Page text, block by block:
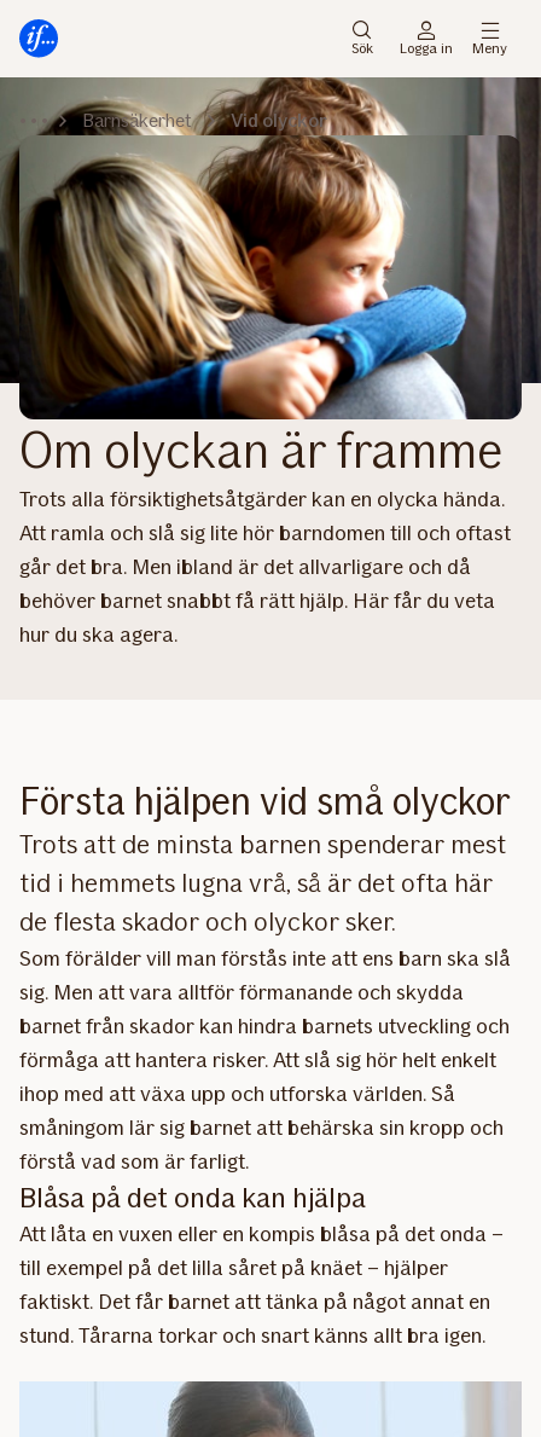
direkt
huvudmenyn
direkt
innehåll
Sök Logga in Meny
Barnsäkerhet Vid olyckor
Om olyckan är framme
Trots alla försiktighetsåtgärder kan en olycka hända.
Att ramla och slå sig lite hör barndomen till och oftast
går det bra. Men ibland är det allvarligare och då
behöver barnet snabbt få rätt hjälp. Här får du veta
hur du ska agera.
Första hjälpen vid små olyckor
Trots att de minsta barnen spenderar mest
tid i hemmets lugna vrå, så är det ofta här
de flesta skador och olyckor sker.
Som förälder vill man förstås inte att ens barn ska slå
sig. Men att vara alltför förmanande och skydda
barnet från skador kan hindra barnets utveckling och
förmåga att hantera risker. Att slå sig hör helt enkelt
ihop med att växa upp och utforska världen. Så
småningom lär sig barnet att behärska sin kropp och
förstå vad som är farligt.
Blåsa på det onda kan hjälpa
Att låta en vuxen eller en kompis blåsa på det onda –
till exempel på det lilla såret på knäet – hjälper
faktiskt. Det får barnet att tänka på något annat en
stund. Tårarna torkar och snart känns allt bra igen.